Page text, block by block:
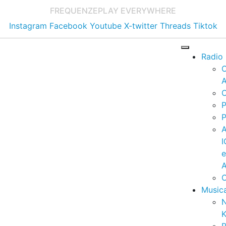
FREQUENZEPLAY EVERYWHERE
Instagram Facebook Youtube X-twitter Threads Tiktok
Radio
e